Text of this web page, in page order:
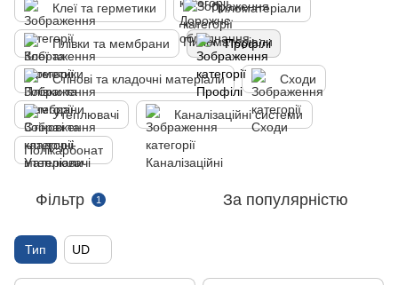
Клеї та герметики Пиломатеріали
Плівки та мембрани Профілі
Стінові та кладочні матеріали Сходи
Утеплювачі Каналізаційні системи
Полікарбонат
Фільтр 1 За популярністю
Тип UD